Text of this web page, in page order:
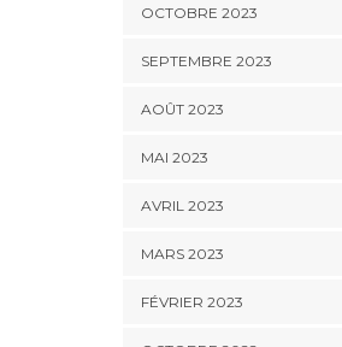
OCTOBRE 2023
SEPTEMBRE 2023
AOÛT 2023
MAI 2023
AVRIL 2023
MARS 2023
FÉVRIER 2023